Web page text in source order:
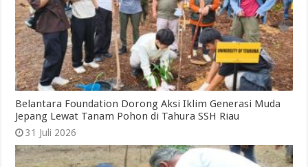
Belantara Foundation Dorong Aksi Iklim Generasi Muda
Jepang Lewat Tanam Pohon di Tahura SSH Riau
31 Juli 2026